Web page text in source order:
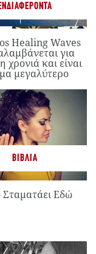
Healing Waves
για
χρονιά και είναι
μεγαλύτερο
ΒΙΒΛΊΑ
Σταματάει Εδώ